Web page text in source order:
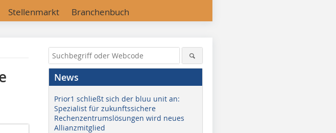
Stellenmarkt Branchenbuch
News
Prior1 schließt sich der bluu unit an:
Spezialist für zukunftssichere
Rechenzentrumslösungen wird neues
Allianzmitglied